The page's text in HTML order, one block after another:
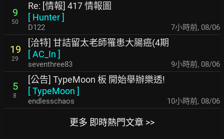
9
50
Re: [情報] 417 情報圖
[ Hunter]
D122 7小時前, 08/06
19
29
[洽特] 甘詰留太老師罹患大腸癌(4期
[AC_In ]
seventhree83 9小時前, 08/06
5
8
[公告] TypeMoon 板 開始舉辦樂透!
[TypeMoon ]
endlesschaos 10小時前, 08/06
更多 即時熱門文章 >>